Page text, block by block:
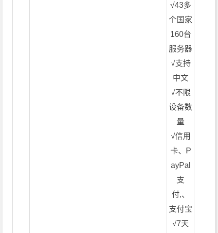
√43多
个国家
160台
服务器
√支持
中文
√不限
设备数
量
√信用
卡、P
ayPal
支
付,、
支付宝
√7天